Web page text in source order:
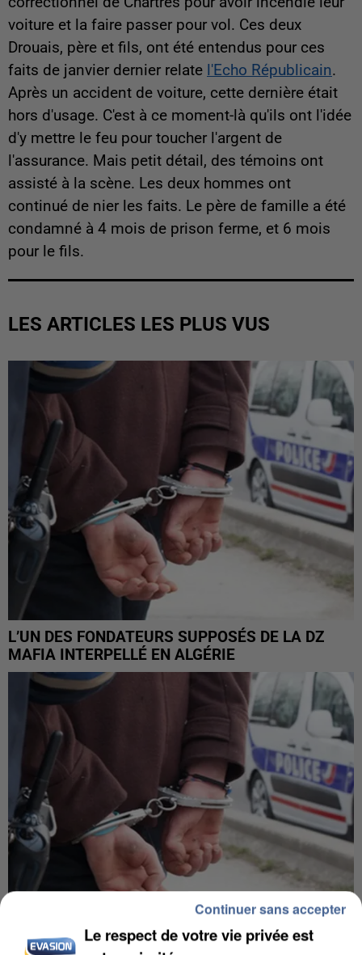
voiture et la faire passer pour vol. Ces deux
Drouais, père et fils, ont été entendus pour ces
faits de janvier dernier relate l'Echo Républicain.
Après un accident de voiture, cette dernière était
hors d'usage. C'est à ce moment-là qu'ils ont l'idée
d'y mettre le feu pour toucher l'argent de
l'assurance. Mais petit détail, des témoins ont
assisté à la scène. Les deux hommes ont
continué de nier les faits. Le père de famille a été
condamné à 4 mois de prison ferme, et 6 mois
pour le fils.
LES ARTICLES LES PLUS VUS
L’UN DES FONDATEURS SUPPOSÉS DE LA DZ
MAFIA INTERPELLÉ EN ALGÉRIE
UN SECOND CADRE DE LA DZ MAFIA
Le respect de votre vie privée est
Continuer sans accepter